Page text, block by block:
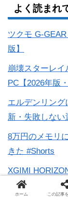
よく読まれ
ツクモ G-
版】
崩壊スターレ
PC【2026年版
エルデンリング
新・失敗しない
8万円のメモリ
きた #Shorts
XGIMI
する部屋」に
ホーム この記事